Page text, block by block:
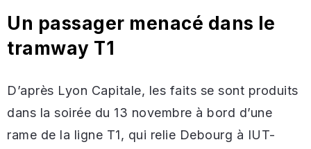
Un passager menacé dans le
tramway T1
D’après Lyon Capitale, les faits se sont produits
dans la soirée du 13 novembre à bord d’une
rame de la ligne T1, qui relie Debourg à IUT-